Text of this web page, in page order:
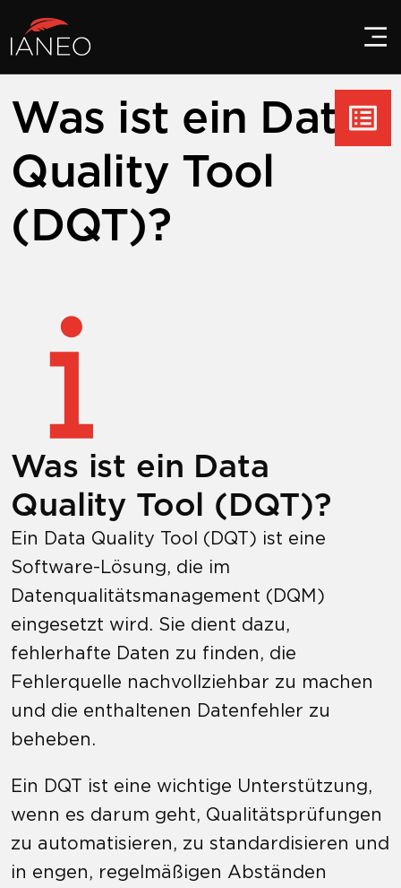
Was ist ein Data
Quality Tool
(DQT)?
Was ist ein Data
Quality Tool (DQT)?
Ein Data Quality Tool (DQT) ist eine
Software-Lösung, die im
Datenqualitätsmanagement (DQM)
eingesetzt wird. Sie dient dazu,
fehlerhafte Daten zu finden, die
Fehlerquelle nachvollziehbar zu machen
und die enthaltenen Datenfehler zu
beheben.
Ein DQT ist eine wichtige Unterstützung,
wenn es darum geht, Qualitätsprüfungen
zu automatisieren, zu standardisieren und
in engen, regelmäßigen Abständen